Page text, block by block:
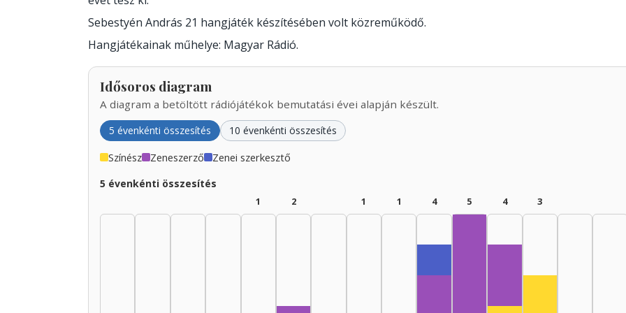
Sebestyén András 21 hangjáték készítésében volt közreműködő.
Hangjátékainak műhelye: Magyar Rádió.
Idősoros diagram
A diagram a betöltött rádiójátékok bemutatási évei alapján készült.
5 évenkénti összesítés 10 évenkénti összesítés
Színész Zeneszerző Zenei szerkesztő
5 évenkénti összesítés
1 2 1 1 4 5 4 3